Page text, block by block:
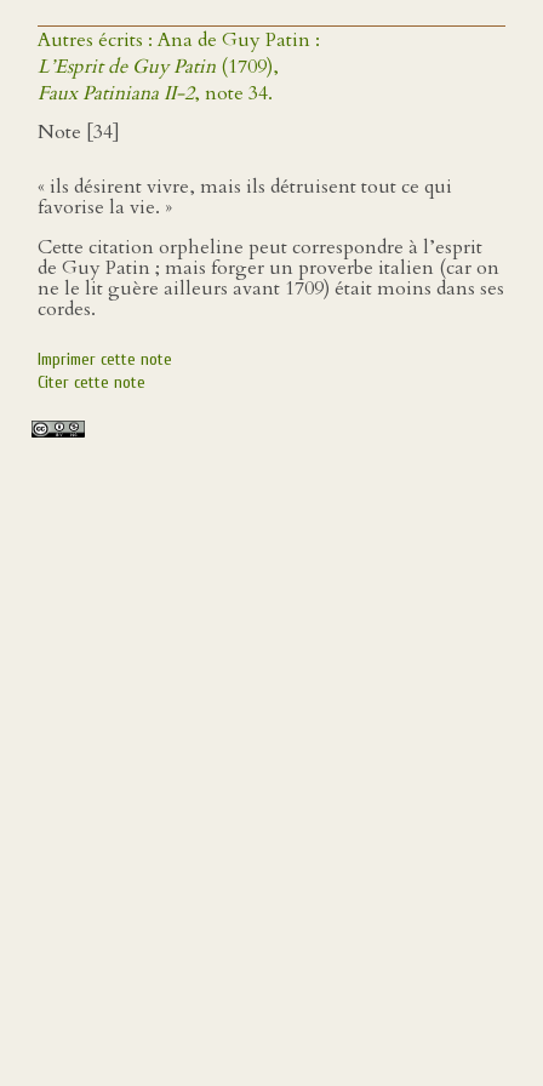
Autres écrits : Ana de Guy Patin :
L’Esprit de Guy Patin (1709),
Faux Patiniana II-2, note 34.
Note [34]
« ils désirent vivre, mais ils détruisent tout ce qui
favorise la vie. »
Cette citation orpheline peut correspondre à l’esprit
de Guy Patin ; mais forger un proverbe italien (car on
ne le lit guère ailleurs avant 1709) était moins dans ses
cordes.
Imprimer cette note
Citer cette note